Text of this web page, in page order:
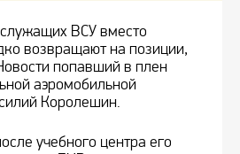
ВСУ вместо
возвращают на позиции,
попавший в плен
аэромобильной
Королешин.
учебного центра его